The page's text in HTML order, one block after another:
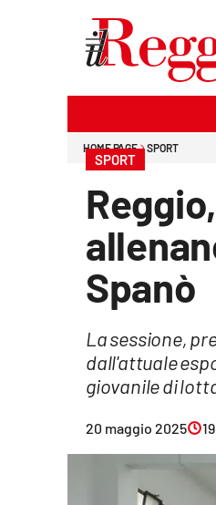
Economia e lavoro
HOME PAGE SPORT
SPORT
Spanò
La sessione,
dall'attuale
giovanile di
20 maggio 2025